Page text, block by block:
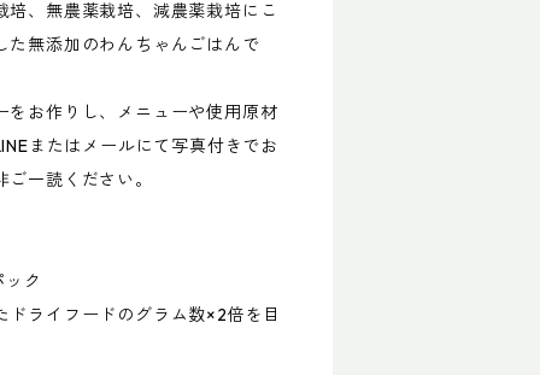
、無農薬栽培、減農薬栽培にこ
た無添加のわんちゃんごはんで
をお作りし、メニューや使用原材
またはメールにて写真付きでお
一読ください。
ック
ライフードのグラム数×2倍を目